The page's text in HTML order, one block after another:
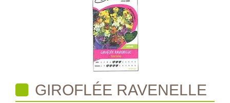
GIROFLÉE RAVENELLE